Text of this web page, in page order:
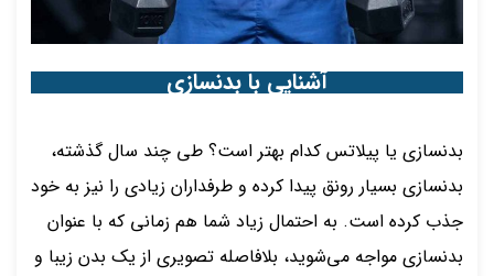
آشنایی با بدنسازی
بدنسازی یا پیلاتس کدام بهتر است؟ طی چند سال گذشته،
بدنسازی بسیار رونق پیدا کرده و طرفداران زیادی را نیز به خود
جذب کرده است. به احتمال زیاد شما هم زمانی که با عنوان
بدنسازی مواجه می‌شوید، بلافاصله تصویری از یک بدن زیبا و